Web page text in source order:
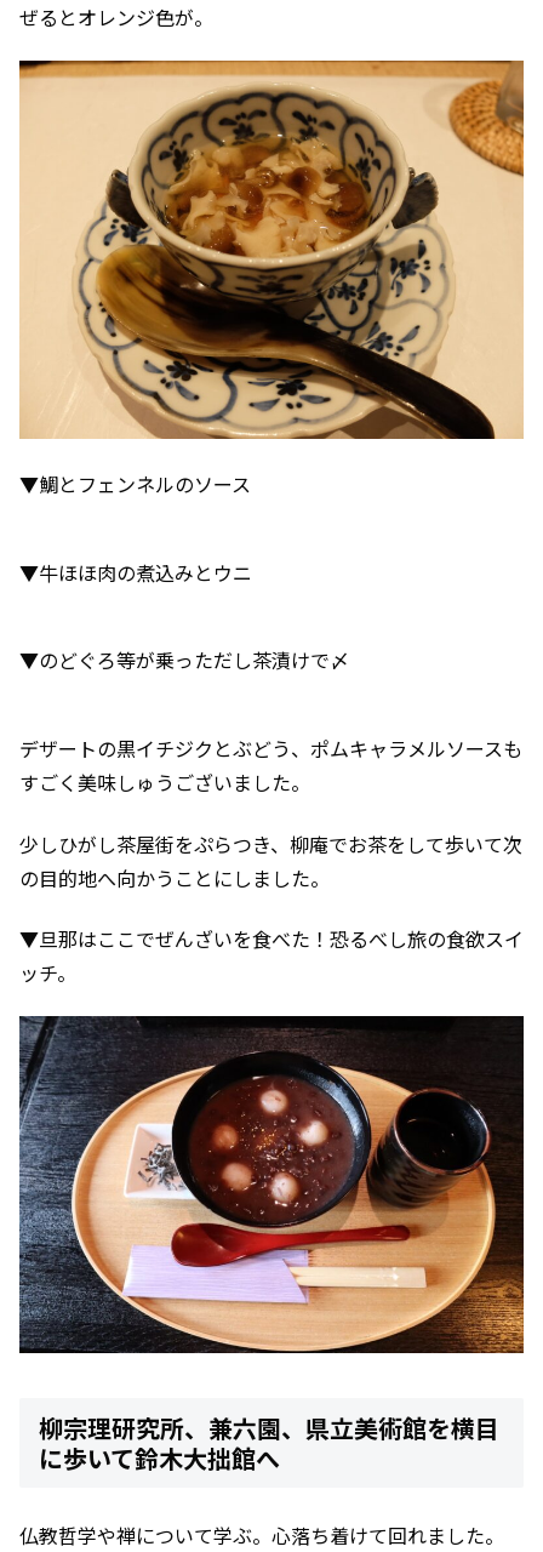
ぜるとオレンジ色が。
▼鯛とフェンネルのソース
▼牛ほほ肉の煮込みとウニ
▼のどぐろ等が乗っただし茶漬けで〆
デザートの黒イチジクとぶどう、ポムキャラメルソースも
すごく美味しゅうございました。
少しひがし茶屋街をぷらつき、柳庵でお茶をして歩いて次
の目的地へ向かうことにしました。
▼旦那はここでぜんざいを食べた！恐るべし旅の食欲スイ
ッチ。
柳宗理研究所、兼六園、県立美術館を横目
に歩いて鈴木大拙館へ
仏教哲学や禅について学ぶ。心落ち着けて回れました。